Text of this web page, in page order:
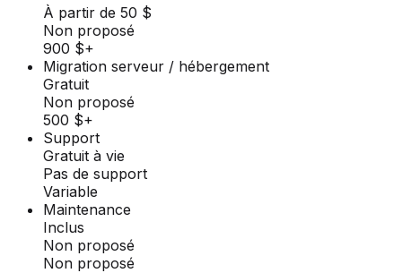
À partir de 50 $
Non proposé
900 $+
Migration serveur / hébergement
Gratuit
Non proposé
500 $+
Support
Gratuit à vie
Pas de support
Variable
Maintenance
Inclus
Non proposé
Non proposé